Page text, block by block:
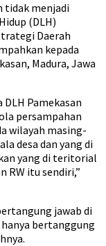
tidak menjadi
(DLH)
Daerah
kepada
Madura, Jawa
Pamekasan
persampahan
wilayah masing-
desa dan yang di
yang di teritorial
RW itu sendiri,”
jawab di
bertanggung